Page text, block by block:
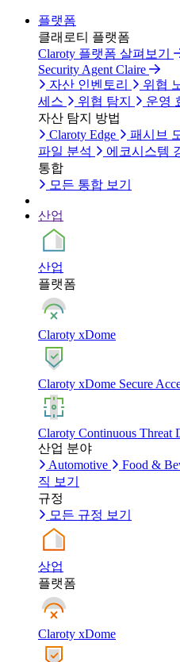
플랫폼
클래로티 플랫폼
Claroty 플랫폼 살펴보기
Security Agent Claire
자산 인벤토리
위협
세스
위협 탐지
운영
자산 탐지 방법
Claroty Edge
패시브
파일 분석
에코시스템
통합
모든 통합 보기
산업
산업
플랫폼
Claroty xDome
Claroty xDome Secure
Claroty Continuous Threat
산업 분야
Automotive
Food &
직 보기
규정
모든 규정 보기
상업
플랫폼
Claroty xDome